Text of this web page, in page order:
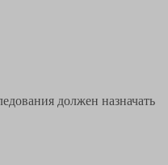
должен назначать